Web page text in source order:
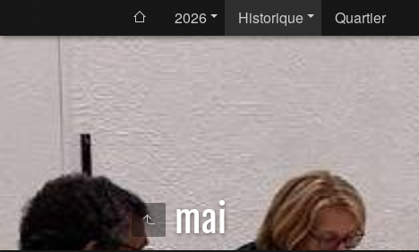
2026 Historique Quartier
mai